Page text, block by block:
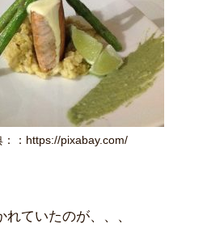
：：https://pixabay.com/
ていたのが、、、